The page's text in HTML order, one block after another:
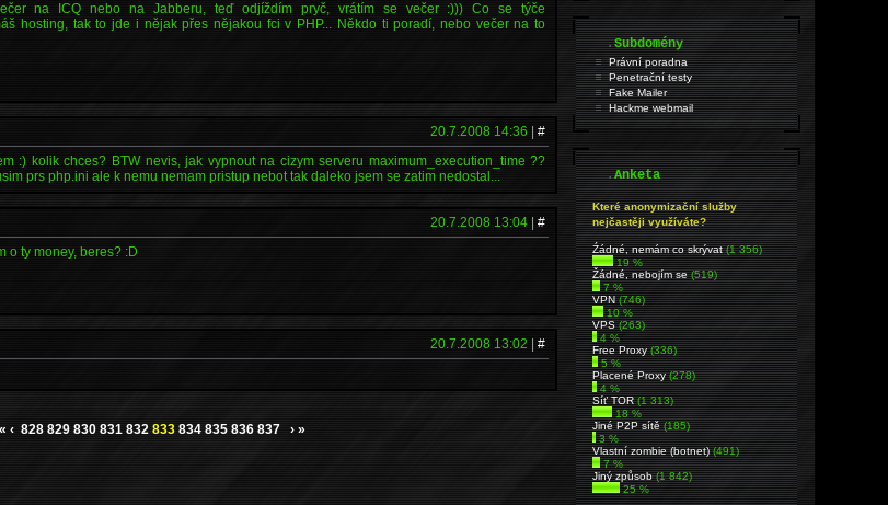
na ICQ nebo na Jabberu, teď odjíždím pryč, vrátím se večer :))) Co se týče
hosting, tak to jde i nějak přes nějakou fci v PHP... Někdo ti poradí, nebo večer na to
20.7.2008 14:36 |#
:) kolik chces? BTW nevis, jak vypnout na cizym serveru maximum_execution_time ??
prs php.ini ale k nemu nemam pristup nebot tak daleko jsem se zatim nedostal...
20.7.2008 13:04 |#
o ty money, beres? :D
20.7.2008 13:02 |#
« ‹ 828 829 830 831 832 833 834 835 836 837 › »
.Subdomény
Právní poradna
Penetrační testy
Fake Mailer
Hackme webmail
.Anketa
Které anonymizační služby
nejčastěji využíváte?
Źádné, nemám co skrývat(1 356)
19 %
Žádné, nebojím se(519)
7 %
VPN(746)
10 %
VPS(263)
4 %
Free Proxy(336)
5 %
Placené Proxy(278)
4 %
Síť TOR(1 313)
18 %
Jiné P2P sítě(185)
3 %
Vlastní zombie (botnet)(491)
7 %
Jiný způsob(1 842)
25 %